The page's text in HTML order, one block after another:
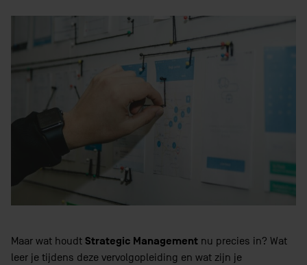
Maar wat houdt Strategic Management nu precies in? Wat
leer je tijdens deze vervolgopleiding en wat zijn je